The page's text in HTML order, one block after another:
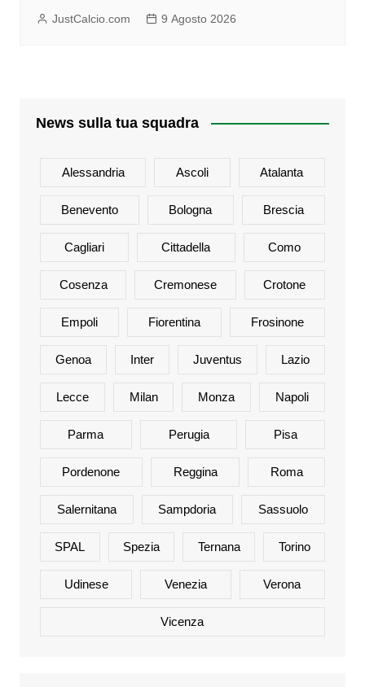
JustCalcio.com 9 Agosto 2026
News sulla tua squadra
Alessandria Ascoli Atalanta
Benevento Bologna Brescia
Cagliari Cittadella Como
Cosenza Cremonese Crotone
Empoli Fiorentina Frosinone
Genoa Inter Juventus Lazio
Lecce Milan Monza Napoli
Parma Perugia Pisa
Pordenone Reggina Roma
Salernitana Sampdoria Sassuolo
SPAL Spezia Ternana Torino
Udinese Venezia Verona
Vicenza